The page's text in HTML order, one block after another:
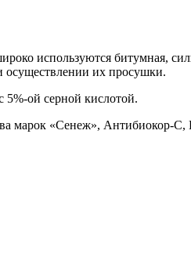
используются битумная,
осуществлении их просушки.
5%-ой серной кислотой.
марок «Сенеж», Антибиокор-С,